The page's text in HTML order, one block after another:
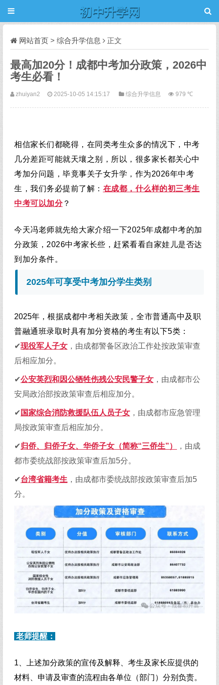
网站首页 > 综合升学信息 正文
最高加20分！成都中考加分政策，2026中
考生必看！
zhuiyan2 2025-10-05 14:15:17 综合升学信息 979 ℃
相信家长们都晓得，在同类考生众多的情况下，中考
几分差距可能就天壤之别，所以，很多家长都关心中
考加分问题，毕竟事关子女升学，作为2026年中考
生，我们务必提前了解： 在成都，什么样的初三考生
中考可以加分？
今天冯老师就先给大家介绍一下2025年成都中考的加
分政策，2026中考家长些，赶紧看看自家娃儿是否达
到加分条件。
2025年可享受中考加分学生类别
2025年， 根据成都中考相关政策，全市普通高中及职
普融通班录取时具有加分资格的考生有以下5类：
✔现役军人子女 ，由成都警备区政治工作处按政策审查
后相应加分。
✔公安英烈和因公牺牲伤残公安民警子女 ，由成都市公
安局政治部按政策审查后相应加分。
✔ 国家综合消防救援队伍人员子女 ，由成都市应急管理
局按政策审查后相应加分。
✔归侨、归侨子女、华侨子女（简称“三侨生”）
，由成
都市委统战部按政策审查后加5分。
✔台湾省籍考生 ，由成都市委统战部按政策审查后加5
分。
老师提醒：
1、上述加分政策的宣传及解释、考生及家长应提供的
材料、申请及审查的流程由各单位（部门）分别负责。